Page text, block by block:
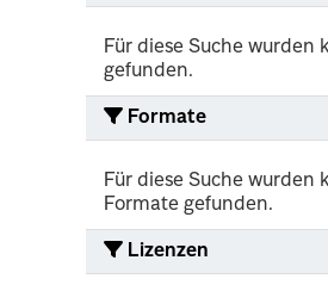
Für diese Suche wurden
gefunden.
Formate
Für diese Suche wurden
Formate gefunden.
Lizenzen